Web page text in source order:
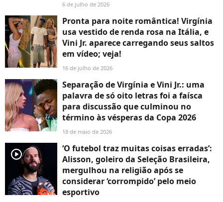
6 de julho de 2026
Pronta para noite romântica! Virgínia
usa vestido de renda rosa na Itália, e
Vini Jr. aparece carregando seus saltos
em vídeo; veja!
16 de julho de 2026
Separação de Virgínia e Vini Jr.: uma
palavra de só oito letras foi a faísca
para discussão que culminou no
término às vésperas da Copa 2026
18 de maio de 2026
player2
‘O futebol traz muitas coisas erradas’:
Alisson, goleiro da Seleção Brasileira,
mergulhou na religião após se
considerar ‘corrompido’ pelo meio
esportivo